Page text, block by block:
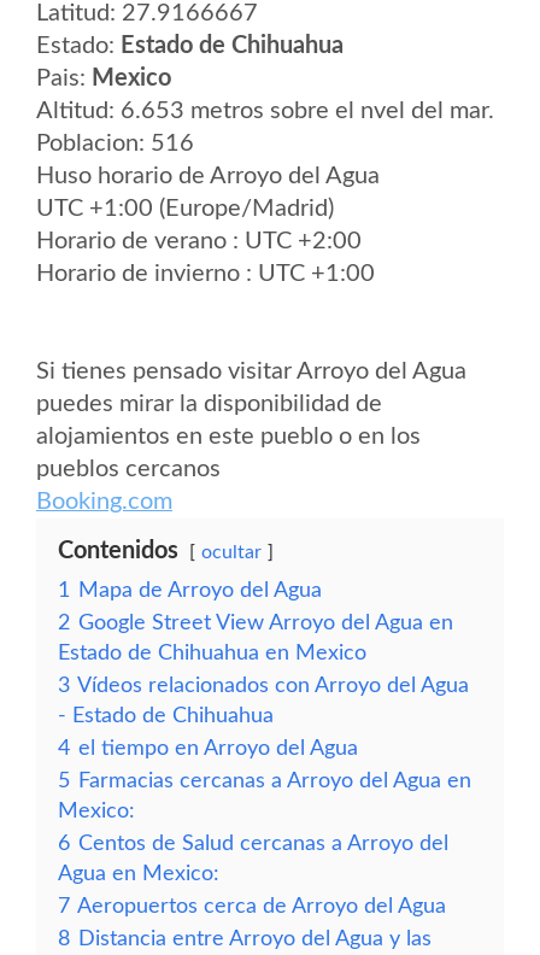
Latitud: 27.9166667
Estado: Estado de Chihuahua
Pais: Mexico
Altitud: 6.653 metros sobre el nvel del mar.
Poblacion: 516
Huso horario de Arroyo del Agua
UTC +1:00 (Europe/Madrid)
Horario de verano : UTC +2:00
Horario de invierno : UTC +1:00
Si tienes pensado visitar Arroyo del Agua
puedes mirar la disponibilidad de
alojamientos en este pueblo o en los
pueblos cercanos
Booking.com
Contenidos ocultar
1
Mapa de Arroyo del Agua
2 Google Street View Arroyo del Agua en
Estado de Chihuahua en Mexico
3 Vídeos relacionados con Arroyo del Agua
- Estado de Chihuahua
4 el tiempo en Arroyo del Agua
5 Farmacias cercanas a Arroyo del Agua en
Mexico:
6 Centos de Salud cercanas a Arroyo del
Agua en Mexico:
7 Aeropuertos cerca de Arroyo del Agua
8 Distancia entre Arroyo del Agua y las